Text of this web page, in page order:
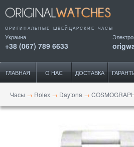
ОРИГИНАЛЬНЫЕ ШВЕЙЦАРСКИЕ ЧАСЫ
Украина
+38 (067) 789 6633
ГЛАВНАЯ О НАС ДОСТАВКА
Часы → Rolex → Daytona →